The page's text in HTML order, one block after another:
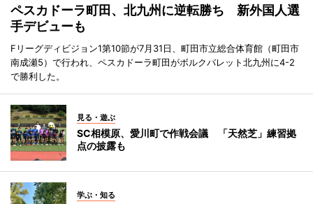
ペスカドーラ町田、北九州に逆転勝ち 新外国人選
手デビューも
Fリーグディビジョン1第10節が7月31日、町田市立総合体育館（町田市
南成瀬5）で行われ、ペスカドーラ町田がボルクバレット北九州に4-2
で勝利した。
見る・遊ぶ
SC相模原、愛川町で作戦会議 「天然芝」練習拠
点の披露も
学ぶ・知る